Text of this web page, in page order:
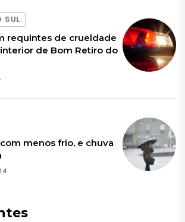
SUL
requintes de crueldade
de Bom Retiro do
menos frio, e chuva